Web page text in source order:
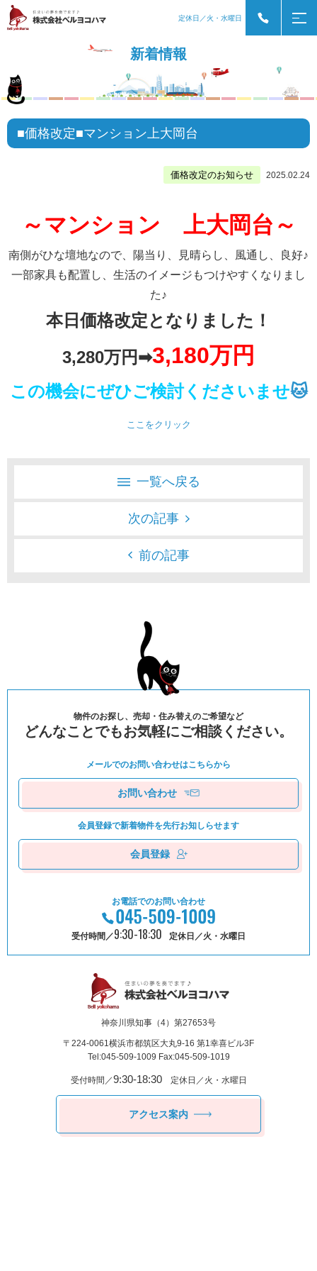
定休日／火・水曜日
新着情報
■価格改定■マンション上大岡台
価格改定のお知らせ 2025.02.24
～マンション 上大岡台～
南側がひな壇地なので、陽当り、見晴らし、風通し、良好♪
一部家具も配置し、生活のイメージもつけやすくなりまし
た♪
本日価格改定となりました！
3,280万円➡3,180万円
この機会にぜひご検討くださいませ🐱
ここをクリック
一覧へ戻る
次の記事
前の記事
物件のお探し、売却・住み替えのご希望など
どんなことでもお気軽にご相談ください。
メールでのお問い合わせはこちらから
お問い合わせ
会員登録で新着物件を先⾏お知しらせます
会員登録
お電話でのお問い合わせ
受付時間／9:30-18:30 定休日／火・水曜日
神奈川県知事（4）第27653号
〒224-0061横浜市都筑区⼤丸9-16 第1幸喜ビル3F
Tel:045-509-1009 Fax:045-509-1019
受付時間／9:30-18:30定休日／火・水曜日
アクセス案内